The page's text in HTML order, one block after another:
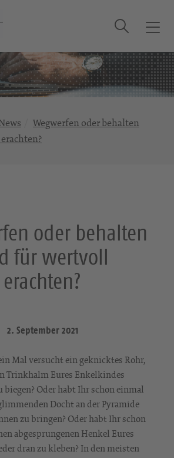
T
g
g
l
Suche
Wegwerfen oder behalten
oder behalten
für wertvoll
erachten?
2. September 2021
Mal versucht ein geknicktes Rohr,
Trinkhalm Eures Enkelkindes
biegen? Oder habt Ihr schon einmal
Docht an der Pyramide
zu bringen? Oder habt Ihr schon
abgesprungenen Henkel Eures
dran zu kleben? In den meisten